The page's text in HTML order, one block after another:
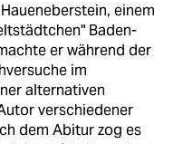
einem
Baden-
er während der
im
alternativen
verschiedener
dem Abitur zog es